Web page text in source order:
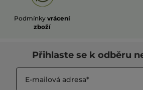
Podmínky vrácení
zboží
Přihlaste se k odběru